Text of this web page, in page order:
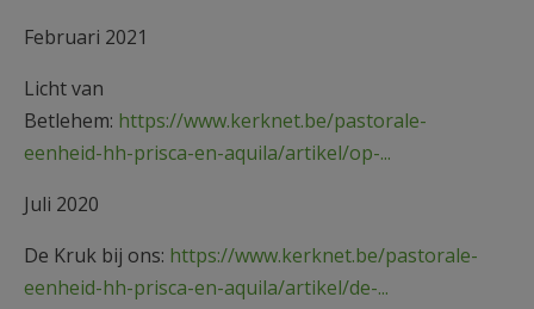
Februari 2021
Licht van
Betlehem: https://www.kerknet.be/pastorale-
eenheid-hh-prisca-en-aquila/artikel/op-...
Juli 2020
De Kruk bij ons: https://www.kerknet.be/pastorale-
eenheid-hh-prisca-en-aquila/artikel/de-...